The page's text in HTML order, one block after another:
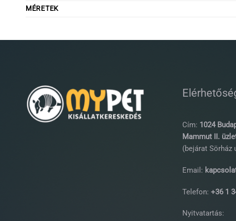
MÉRETEK
Cím: 1024
Mammut II.
(bejárat Sörház
Email:
Telefon: +36 1
Nyitvatartás: